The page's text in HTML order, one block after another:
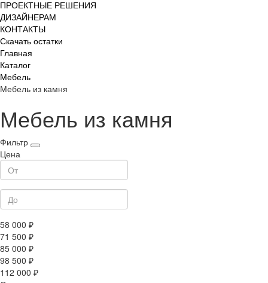
ПРОЕКТНЫЕ РЕШЕНИЯ
ДИЗАЙНЕРАМ
КОНТАКТЫ
Скачать остатки
Главная
Каталог
Мебель
Мебель из камня
Мебель из камня
Фильтр
Цена
58 000 ₽
71 500 ₽
85 000 ₽
98 500 ₽
112 000 ₽